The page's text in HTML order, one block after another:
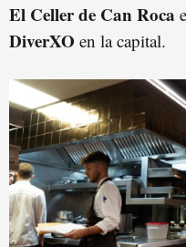
El Celler de Can Roca
DiverXO en la capital.